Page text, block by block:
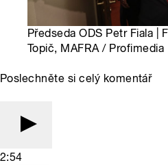
Předseda ODS Petr Fiala |
Topič, MAFRA / Profimedia
Poslechněte si celý komentář
2:54